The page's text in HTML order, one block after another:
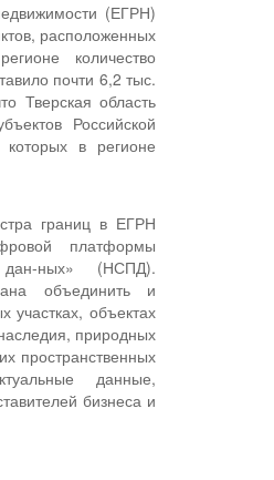
(ЕГРН)
расположенных
количество
почти 6,2 тыс.
Тверская область
Российской
в регионе
границ в ЕГРН
платформы
дан-ных» (НСПД).
объединить и
объектах
природных
пространственных
данные,
бизнеса и